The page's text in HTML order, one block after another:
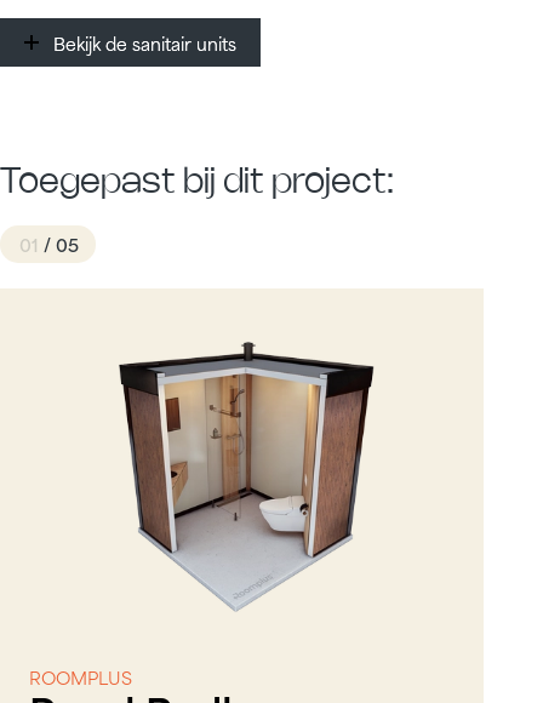
Bekijk de sanitair units
Bekijk de sanitair units
Toegepast bij dit project:
01 / 05
ROOMPLUS